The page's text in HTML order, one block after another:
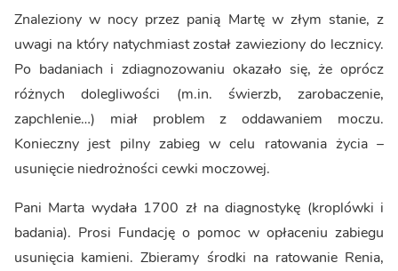
Znaleziony w nocy przez panią Martę w złym stanie, z
uwagi na który natychmiast został zawieziony do lecznicy.
Po badaniach i zdiagnozowaniu okazało się, że oprócz
różnych dolegliwości (m.in. świerzb, zarobaczenie,
zapchlenie…) miał problem z oddawaniem moczu.
Konieczny jest pilny zabieg w celu ratowania życia –
usunięcie niedrożności cewki moczowej.
Pani Marta wydała 1700 zł na diagnostykę (kroplówki i
badania). Prosi Fundację o pomoc w opłaceniu zabiegu
usunięcia kamieni. Zbieramy środki na ratowanie Renia,